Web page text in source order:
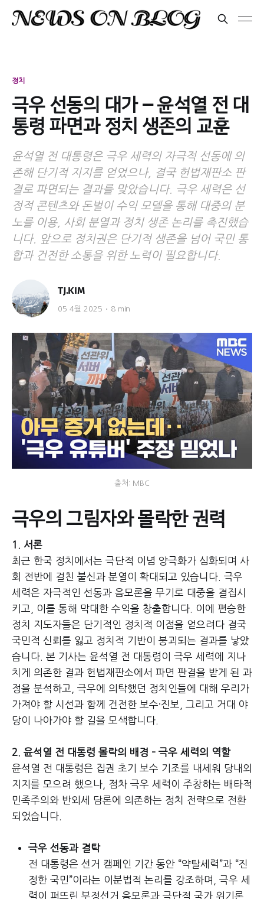
정치
극우 선동의 대가 – 윤석열 전 대
통령 파면과 정치 생존의 교훈
윤석열 전 대통령은 극우 세력의 자극적 선동에 의
존해 단기적 지지를 얻었으나, 결국 헌법재판소 판
결로 파면되는 결과를 맞았습니다. 극우 세력은 선
정적 콘텐츠와 돈벌이 수익 모델을 통해 대중의 분
노를 이용, 사회 분열과 정치 생존 논리를 촉진했습
니다. 앞으로 정치권은 단기적 생존을 넘어 국민 통
합과 건전한 소통을 위한 노력이 필요합니다.
TJ.KIM
05 4월 2025 8 min
출처: MBC
극우의 그림자와 몰락한 권력
1. 서론
최근 한국 정치에서는 극단적 이념 양극화가 심화되며 사
회 전반에 걸친 불신과 분열이 확대되고 있습니다. 극우
세력은 자극적인 선동과 음모론을 무기로 대중을 결집시
키고, 이를 통해 막대한 수익을 창출합니다. 이에 편승한
정치 지도자들은 단기적인 정치적 이점을 얻으려다 결국
국민적 신뢰를 잃고 정치적 기반이 붕괴되는 결과를 낳았
습니다. 본 기사는 윤석열 전 대통령이 극우 세력에 지나
치게 의존한 결과 헌법재판소에서 파면 판결을 받게 된 과
정을 분석하고, 극우에 의탁했던 정치인들에 대해 우리가
가져야 할 시선과 함께 건전한 보수·진보, 그리고 거대 야
당이 나아가야 할 길을 모색합니다.
2. 윤석열 전 대통령 몰락의 배경 – 극우 세력의 역할
윤석열 전 대통령은 집권 초기 보수 기조를 내세워 당내외
지지를 모으려 했으나, 점차 극우 세력이 주창하는 배타적
민족주의와 반외세 담론에 의존하는 정치 전략으로 전환
되었습니다.
극우 선동과 결탁
전 대통령은 선거 캠페인 기간 동안 “약탈세력”과 “진
정한 국민”이라는 이분법적 논리를 강조하며, 극우 세
력이 퍼뜨린 부정선거 음모론과 극단적 국가 위기론